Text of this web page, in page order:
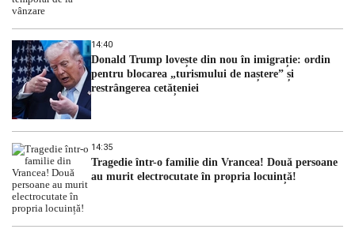
14:40
Donald Trump lovește din nou în imigrație: ordin
pentru blocarea „turismului de naștere” și
restrângerea cetățeniei
14:35
Tragedie într-o familie din Vrancea! Două persoane
au murit electrocutate în propria locuință!